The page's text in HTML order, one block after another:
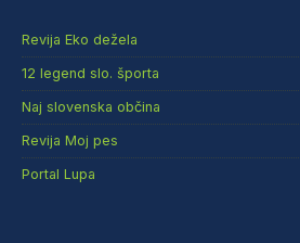
Revija Eko dežela
12 legend slo. športa
Naj slovenska občina
Revija Moj pes
Portal Lupa